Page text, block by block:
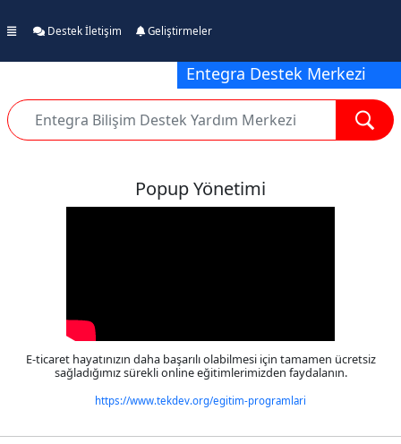
Destek İletişim Geliştirmeler
Entegra Destek Merkezi
Popup Yönetimi
E-ticaret hayatınızın daha başarılı olabilmesi için tamamen ücretsiz
sağladığımız sürekli online eğitimlerimizden faydalanın.
https://www.tekdev.org/egitim-programlari